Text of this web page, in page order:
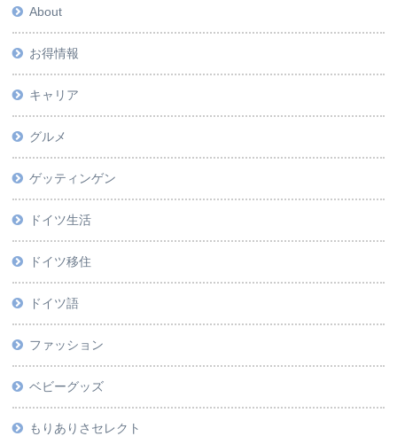
About
お得情報
キャリア
グルメ
ゲッティンゲン
ドイツ生活
ドイツ移住
ドイツ語
ファッション
ベビーグッズ
もりありさセレクト